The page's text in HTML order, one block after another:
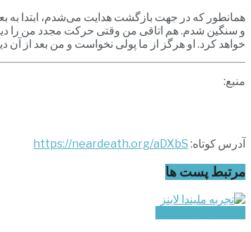
همانطور که در جهت بازگشت هدایت می‌شدم، ابتدا
و سنگین شدم. هم اتاقی من وقتی حرکت مجدد من را دید
خواهد کرد. او هرگز از ما پولی نخواست و من بعد از آن
منبع:
آدرس کوتاه: https://neardeath.org/aDXbS
مرتبط پست ها